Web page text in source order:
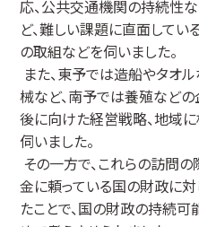
応、公共交通機関の持続性
ど、難しい課題に直面してい
の取組などを伺いました。
また、東予では造船やタオ
械など、南予では養殖など
後に向けた経営戦略、地域
伺いました。
その一方で、これらの訪問
金に頼っている国の財政に
たことで、国の財政の持続